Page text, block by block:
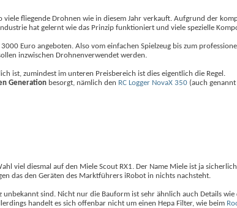
fliegende Drohnen wie in diesem Jahr verkauft. Aufgrund der
hat gelernt wie das Prinzip funktioniert und viele spezielle
Euro angeboten. Also vom einfachen Spielzeug bis zum
inzwischen Drohnenverwendet werden.
ist, zumindest im unteren Preisbereich ist dies eigentlich die Regel.
Generation besorgt, nämlich den RC Logger NovaX 350 (auch genannt
viel diesmal auf den Miele Scout RX1. Der Name Miele ist ja
das den Geräten des Marktführers iRobot in nichts nachsteht.
sind. Nicht nur die Bauform ist sehr ähnlich auch Details
handelt es sich offenbar nicht um einen Hepa Filter, wie beim